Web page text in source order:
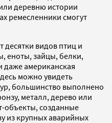
деревню истории
ремесленники смогут
десятки видов птиц и
еноты, зайцы, белки,
даже американская
можно увидеть
большинство выполнено
металл, дерево или
объекты, созданные
из крупных аварийных